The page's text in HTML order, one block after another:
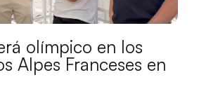
olímpico en los
Alpes Franceses en